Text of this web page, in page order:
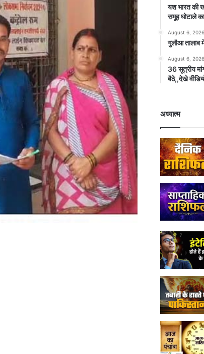
यश भारत की
समूह घोटाले
August 6, 2026
गुलौआ तालाब
August 6, 2026
36 सूत्रीय
बैठे,,देखे
अध्यात्म